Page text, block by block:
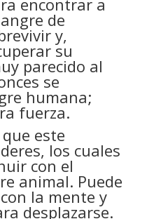
encontrar a
de
y,
su
parecido al
se
humana;
fuerza.
este
los cuales
con el
animal. Puede
la mente y
desplazarse.